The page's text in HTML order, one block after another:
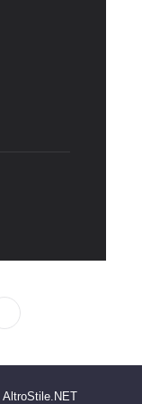
AltroStile.NET